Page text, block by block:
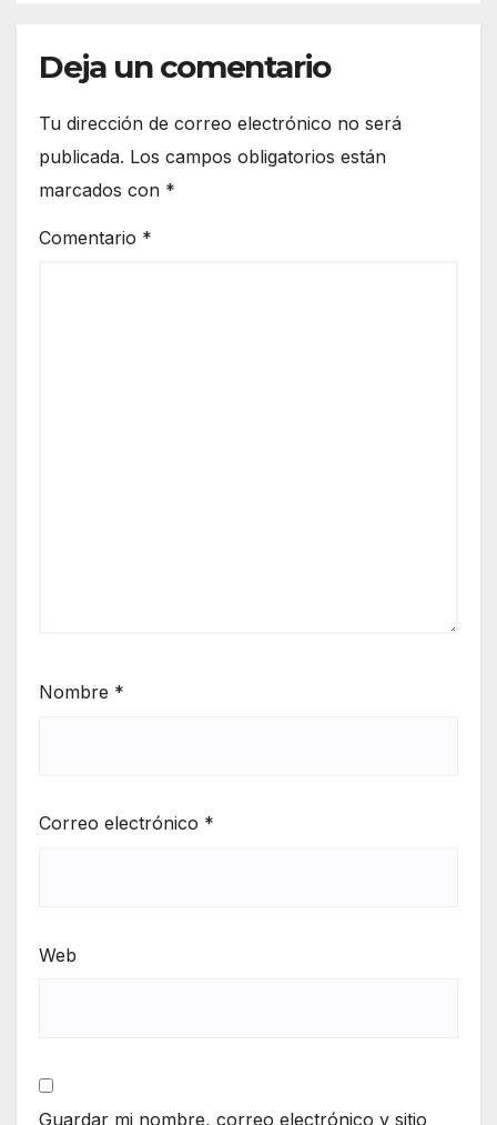
Deja un comentario
Tu dirección de correo electrónico no será
publicada. Los campos obligatorios están
marcados con *
Comentario *
Nombre *
Correo electrónico *
Web
Guardar mi nombre, correo electrónico y sitio